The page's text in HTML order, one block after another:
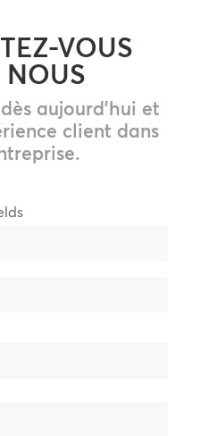
VOUS
NOUS
aujourd’hui et
client dans